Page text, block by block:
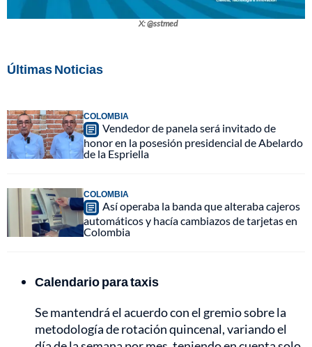
X: @sstmed
Últimas Noticias
COLOMBIA
Vendedor de panela será invitado de
honor en la posesión presidencial de Abelardo
de la Espriella
COLOMBIA
Así operaba la banda que alteraba cajeros
automáticos y hacía cambiazos de tarjetas en
Colombia
Calendario para taxis
Se mantendrá el acuerdo con el gremio sobre la
metodología de rotación quincenal, variando el